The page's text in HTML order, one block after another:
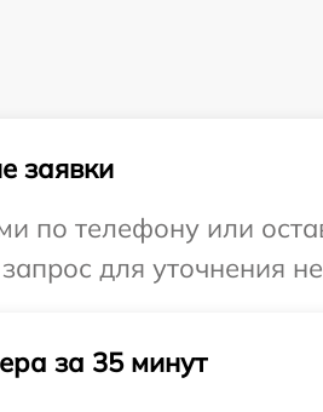
заявки
по телефону или
для уточнения
за 35 минут